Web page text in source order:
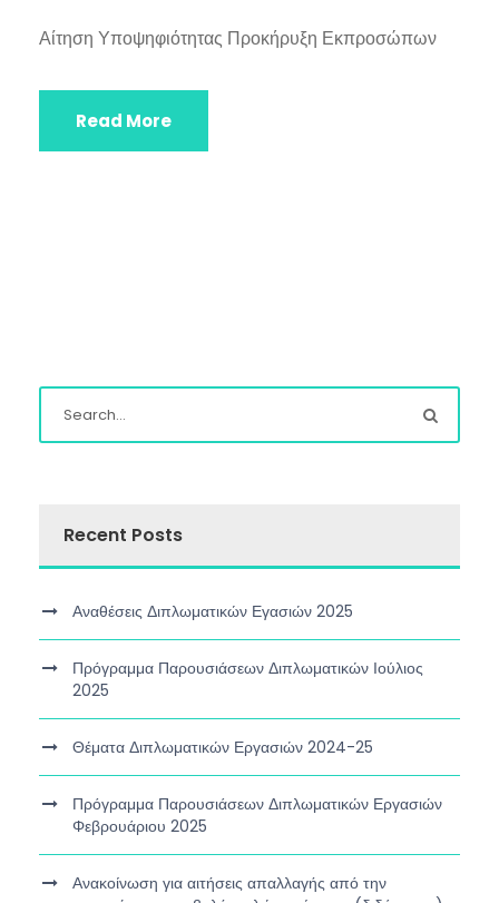
Αίτηση Υποψηφιότητας Προκήρυξη Εκπροσώπων
Read More
Recent Posts
Αναθέσεις Διπλωματικών Εγασιών 2025
Πρόγραμμα Παρουσιάσεων Διπλωματικών Ιούλιος
2025
Θέματα Διπλωματικών Εργασιών 2024-25
Πρόγραμμα Παρουσιάσεων Διπλωματικών Εργασιών
Φεβρουάριου 2025
Ανακοίνωση για αιτήσεις απαλλαγής από την